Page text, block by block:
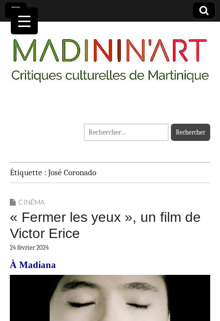
MADININ'ART
Rechercher :
Étiquette : José Coronado
CINÉMA
« Fermer les yeux », un film de
Victor Erice
24 février 2024
À Madiana